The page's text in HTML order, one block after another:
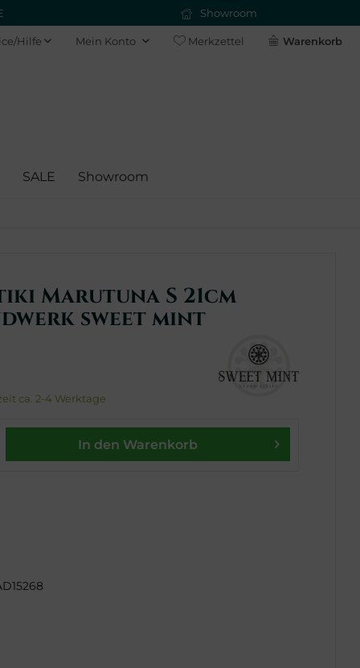
Showroom
Warenkorb
Merkzettel
Mein Konto
Hilfe
SALE Showroom
Marutuna S 21cm
sweet mint
ca. 2-4 Werktage
In den Warenkorb